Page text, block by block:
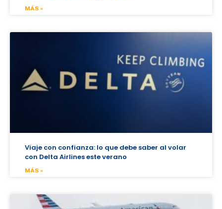
MÁS »
Viaje con confianza: lo que debe saber al volar
con Delta Airlines este verano
MÁS »